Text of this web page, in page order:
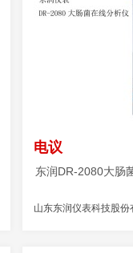
电议
东润DR-2080大肠
山东东润仪表科技股份